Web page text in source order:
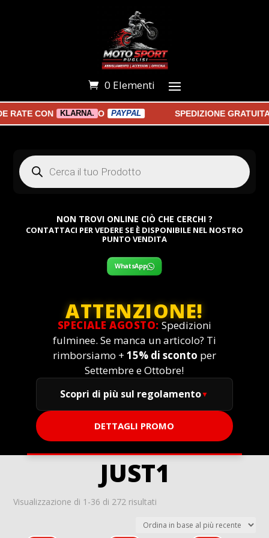
0 Elementi
CON KLARNA. O PAYPAL SPEDIZIONE GRATUITA
Products
search
NON TROVI ONLINE CIÒ CHE CERCHI ?
CONTATTACI PER VEDERE SE È DISPONIBILE NEL NOSTRO
PUNTO VENDITA
WhatsApp
ATTENZIONE!
SPECIALE AGOSTO: Spedizioni
fulminee. Se manca un articolo? Ti
rimborsiamo + 15% di sconto per
Settembre e Ottobre!
Scopri di più sul regolamento
DETTAGLI PROMO
JUST1
Visualizzazione di 1-36 di 272 risultati
base